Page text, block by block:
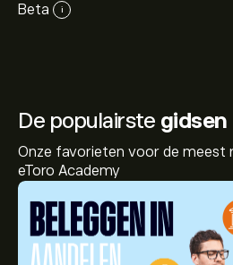
Beta i
De populairste gidsen
Onze favorieten voor de meest
eToro Academy